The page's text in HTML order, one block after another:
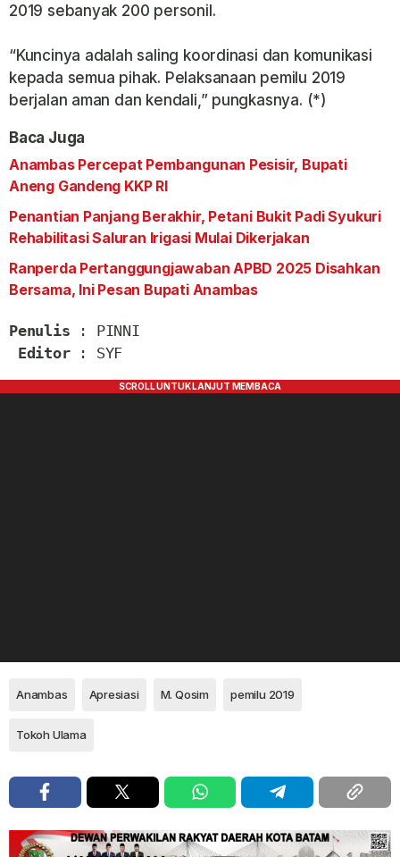
2019 sebanyak 200 personil.
“Kuncinya adalah saling koordinasi dan komunikasi
kepada semua pihak. Pelaksanaan pemilu 2019
berjalan aman dan kendali,” pungkasnya. (*)
Baca Juga
Anambas Percepat Pembangunan Pesisir, Bupati
Aneng Gandeng KKP RI
Penantian Panjang Berakhir, Petani Bukit Padi Syukuri
Rehabilitasi Saluran Irigasi Mulai Dikerjakan
Ranperda Pertanggungjawaban APBD 2025 Disahkan
Bersama, Ini Pesan Bupati Anambas
Penulis : PINNI
Editor : SYF
Anambas Apresiasi M. Qosim pemilu 2019
Tokoh Ulama